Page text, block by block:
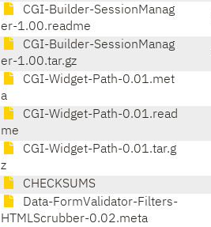
CGI-Builder-SessionManag
er-1.00.readme
CGI-Builder-SessionManag
er-1.00.tar.gz
CGI-Widget-Path-0.01.met
a
CGI-Widget-Path-0.01.read
me
CGI-Widget-Path-0.01.tar.g
z
CHECKSUMS
Data-FormValidator-Filters-
HTMLScrubber-0.02.meta